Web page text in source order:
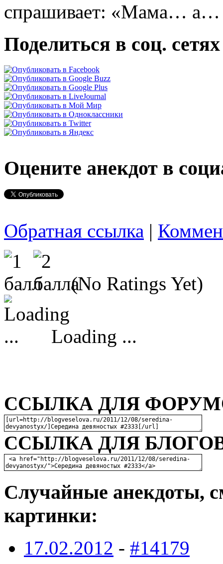
спрашивает: «Мама… а…
Поделиться в соц. сетях
Оцените анекдот в
Обратная ссылка |
(No Ratings Yet)
Loading ...
ССЫЛКА ДЛЯ
ССЫЛКА ДЛЯ БЛОГОВ
Случайные анекдоты,
картинки:
17.02.2012 - #14179